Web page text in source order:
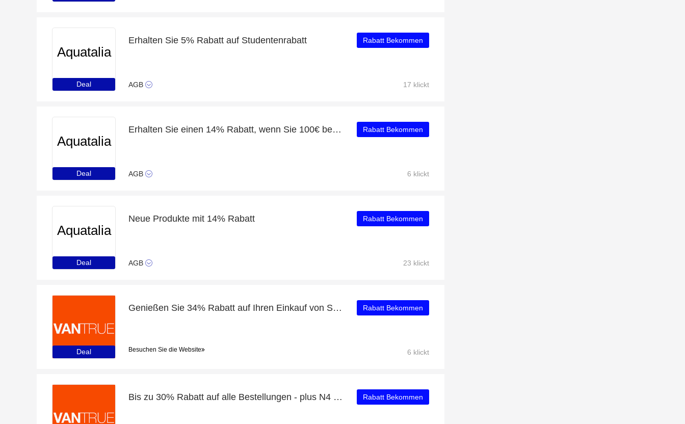
Aquatalia
Deal
Erhalten Sie 5% Rabatt auf Studentenrabatt
AGB
Rabatt Bekommen
17 klickt
Aquatalia
Deal
Erhalten Sie einen 14% Rabatt, wenn Sie 100€ bei Aquatalia ausgeben
AGB
Rabatt Bekommen
6 klickt
Aquatalia
Deal
Neue Produkte mit 14% Rabatt
AGB
Rabatt Bekommen
23 klickt
Deal
Genießen Sie 34% Rabatt auf Ihren Einkauf von Spannungsanzeige Hardwire Kit, ausschließlich online
Besuchen Sie die Website
Rabatt Bekommen
6 klickt
Bis zu 30% Rabatt auf alle Bestellungen - plus N4 Hintere Kamera mit 9% Rabatt Rabatt Bekommen